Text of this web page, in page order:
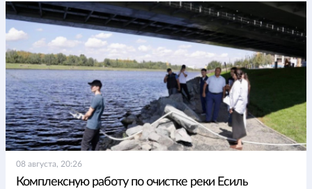
08 августа, 20:26
Комплексную работу по очистке реки Есиль